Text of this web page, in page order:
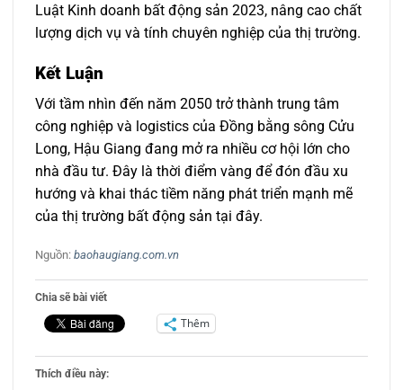
Luật Kinh doanh bất động sản 2023, nâng cao chất
lượng dịch vụ và tính chuyên nghiệp của thị trường.
Kết Luận
Với tầm nhìn đến năm 2050 trở thành trung tâm
công nghiệp và logistics của Đồng bằng sông Cửu
Long, Hậu Giang đang mở ra nhiều cơ hội lớn cho
nhà đầu tư. Đây là thời điểm vàng để đón đầu xu
hướng và khai thác tiềm năng phát triển mạnh mẽ
của thị trường bất động sản tại đây.
Nguồn: baohaugiang.com.vn
Chia sẽ bài viết
Thêm
Thích điều này: